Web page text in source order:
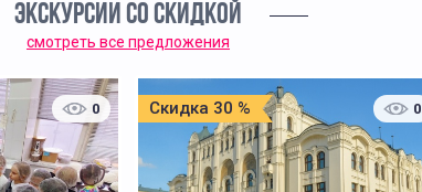
ЭКСКУРСИИ СО СКИДКОЙ
смотреть все предложения
0 Скидка 30 % 0